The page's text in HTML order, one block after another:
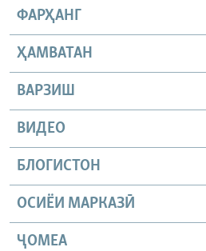
ФАРҲАНГ
ҲАМВАТАН
ВАРЗИШ
ВИДЕО
БЛОГИСТОН
ОСИЁИ МАРКАЗӢ
ҶОМEА